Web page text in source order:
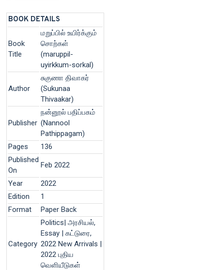
BOOK DETAILS
Book
Title
மறுப்பில் உயிர்க்கும்
சொற்கள்
(maruppil-
uyirkkum-sorkal)
Author
சுகுணா திவாகர்
(Sukunaa
Thivaakar)
Publisher
நன்னூல் பதிப்பகம்
(Nannool
Pathippagam)
Pages
136
Published
On
Feb 2022
Year
2022
Edition
1
Format
Paper Back
Category
Politics| அரசியல்,
Essay | கட்டுரை,
2022 New Arrivals |
2022 புதிய
வெளியீடுகள்